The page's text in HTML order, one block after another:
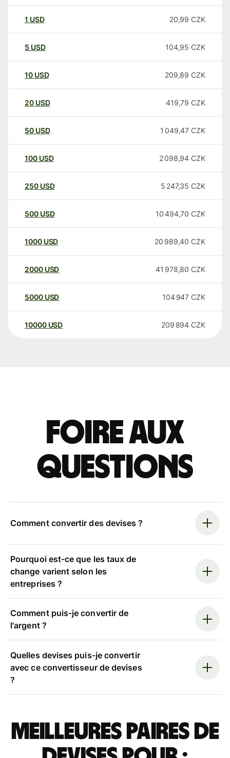
1 USD 20,99 CZK
5 USD 104,95 CZK
10 USD 209,89 CZK
20 USD 419,79 CZK
50 USD 1 049,47 CZK
100 USD 2 098,94 CZK
250 USD 5 247,35 CZK
500 USD 10 494,70 CZK
1000 USD 20 989,40 CZK
2000 USD 41 978,80 CZK
5000 USD 104 947 CZK
10000 USD 209 894 CZK
Foire aux
questions
Comment convertir des devises ?
Pourquoi est-ce que les taux de
change varient selon les
entreprises ?
Comment puis-je convertir de
l'argent ?
Quelles devises puis-je convertir
avec ce convertisseur de devises
?
Meilleures paires de